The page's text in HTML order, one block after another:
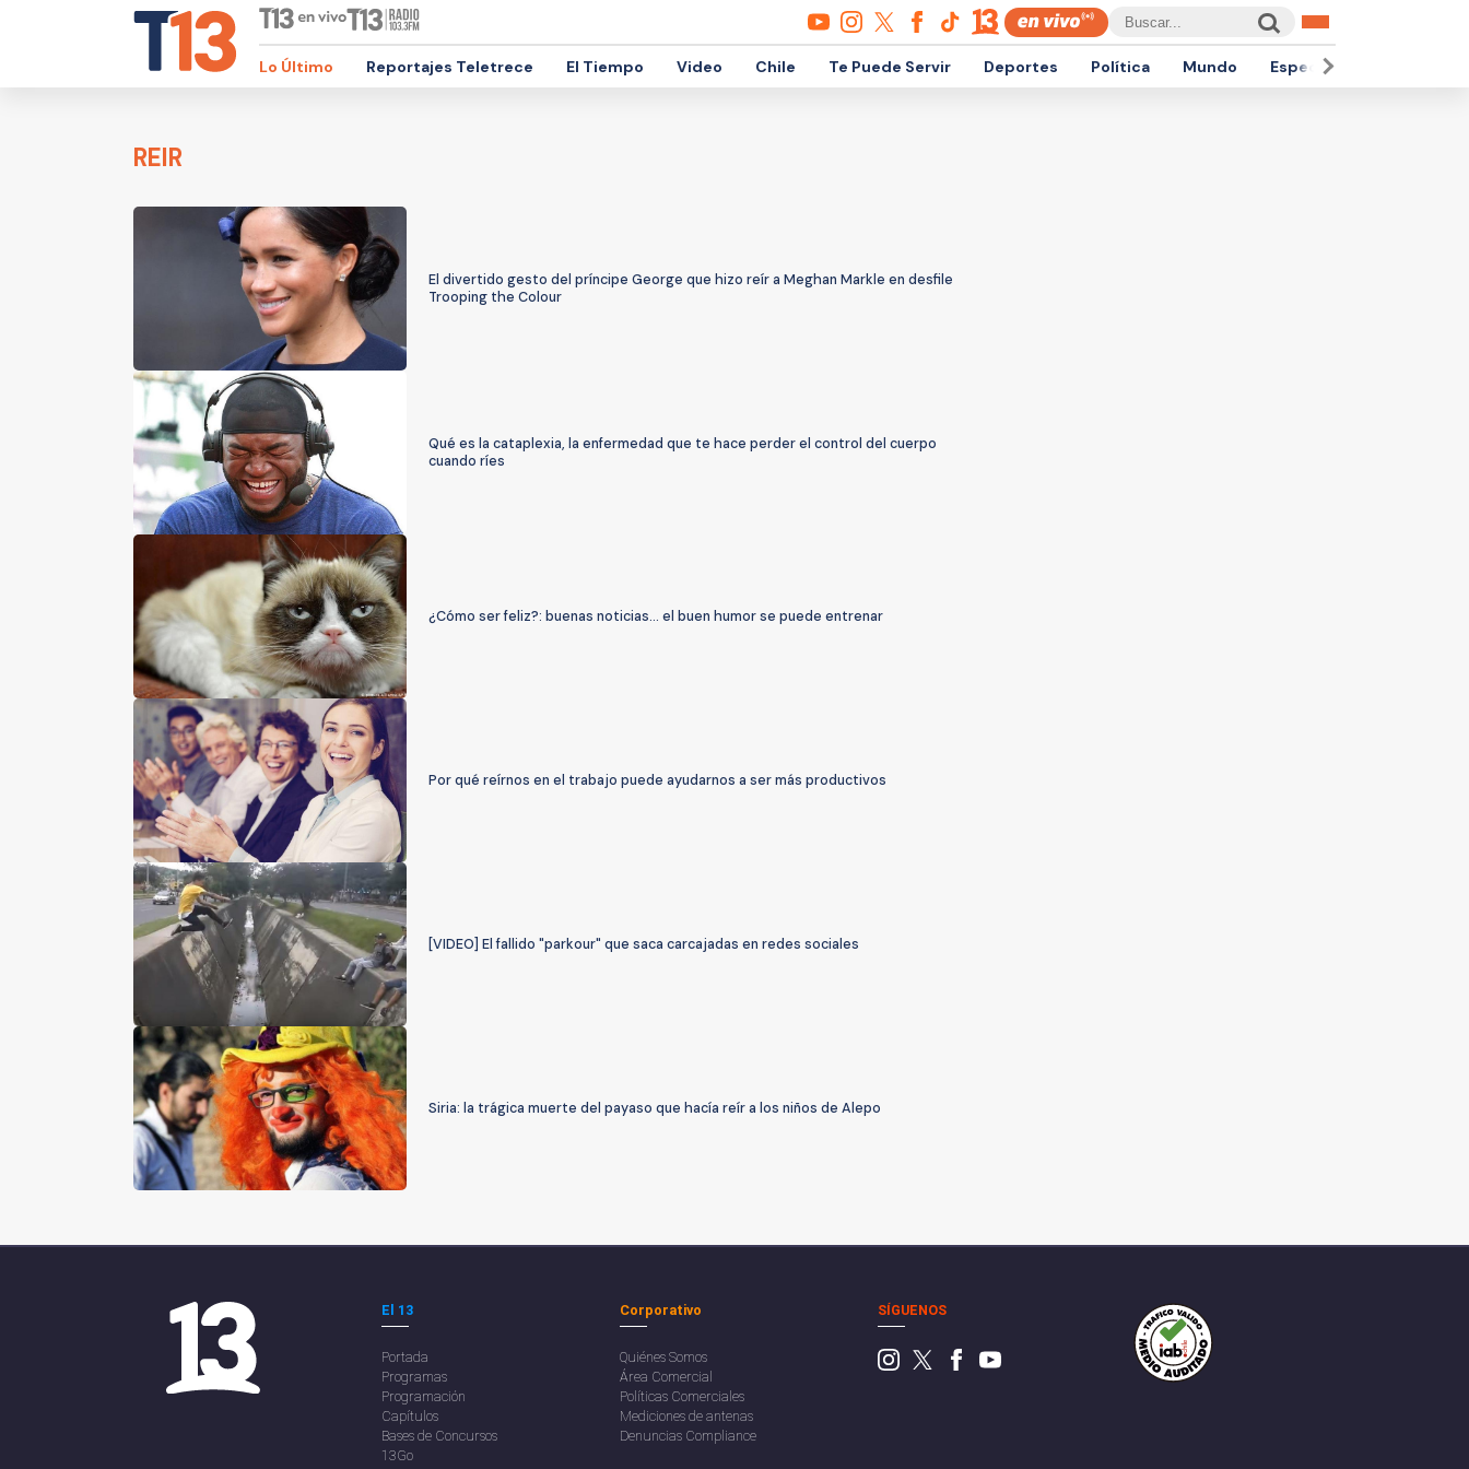
Lo Último Reportajes Teletrece El Tiempo Video Chile Te Puede Servir Deportes Política Mundo Espectáculos
REIR
El divertido gesto del príncipe George que hizo reír a Meghan Markle en desfile
Trooping the Colour
Qué es la cataplexia, la enfermedad que te hace perder el control del cuerpo
cuando ríes
¿Cómo ser feliz?: buenas noticias... el buen humor se puede entrenar
Por qué reírnos en el trabajo puede ayudarnos a ser más productivos
[VIDEO] El fallido "parkour" que saca carcajadas en redes sociales
Siria: la trágica muerte del payaso que hacía reír a los niños de Alepo
El 13
Portada
Programas
Programación
Capítulos
Bases de Concursos
13Go
Corporativo
Quiénes Somos
Área Comercial
Políticas Comerciales
Mediciones de antenas
Denuncias Compliance
SÍGUENOS